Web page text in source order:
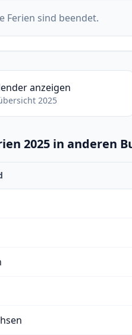
Ferien sind beendet.
anzeigen
2025
2025 in anderen